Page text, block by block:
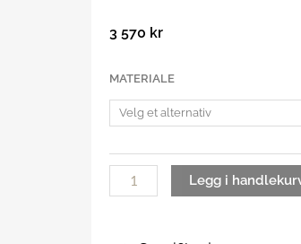
3 570 kr
MATERIALE
In
Between
SK13
Legg i